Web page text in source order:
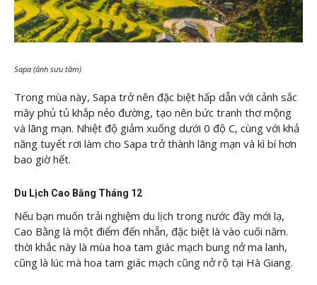
Sapa (ảnh sưu tầm)
Trong mùa này, Sapa trở nên đặc biệt hấp dẫn với cảnh sắc
mây phủ tủ khắp nẻo đường, tạo nên bức tranh thơ mộng
và lãng mạn. Nhiệt độ giảm xuống dưới 0 độ C, cùng với khả
năng tuyết rơi làm cho Sapa trở thành lãng mạn và kì bí hơn
bao giờ hết.
Du Lịch Cao Bằng Tháng 12
Nếu bạn muốn trải nghiệm du lịch trong nước đầy mới lạ,
Cao Bằng là một điểm đến nhẵn, đặc biệt là vào cuối năm.
thời khắc này là mùa hoa tam giác mạch bung nở ma lanh,
cũng là lúc mà hoa tam giác mạch cũng nở rộ tại Hà Giang.